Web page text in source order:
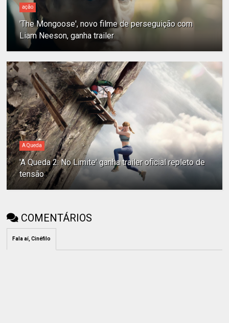
ação
'The Mongoose', novo filme de perseguição com
Liam Neeson, ganha trailer
A Queda
'A Queda 2: No Limite' ganha trailer oficial repleto de
tensão
COMENTÁRIOS
Fala aí, Cinéfilo